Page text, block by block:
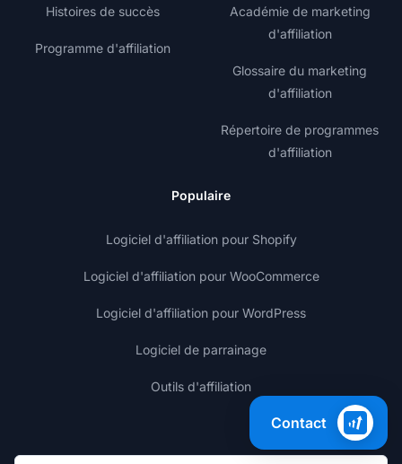
Histoires de succès
Programme d'affiliation
Académie de marketing
d'affiliation
Glossaire du marketing
d'affiliation
Répertoire de programmes
d'affiliation
Populaire
Logiciel d'affiliation pour Shopify
Logiciel d'affiliation pour WooCommerce
Logiciel d'affiliation pour WordPress
Logiciel de parrainage
Outils d'affiliation
Contact